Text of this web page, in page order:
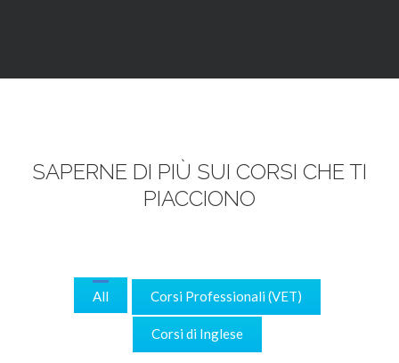
SAPERNE DI PIÙ SUI CORSI CHE TI
PIACCIONO
All Corsi Professionali (VET)
Corsi di Inglese